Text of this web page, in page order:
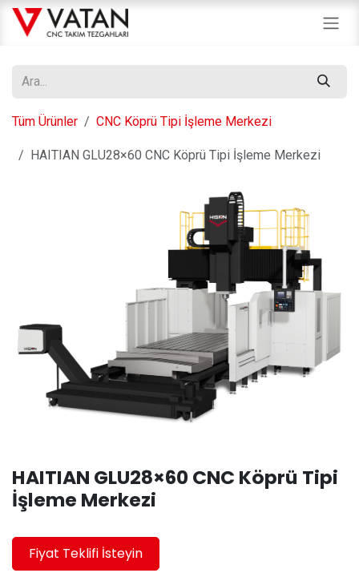
İçereği Atla
Tüm Ürünler CNC Köprü Tipi İşleme Merkezi
HAITIAN GLU28×60 CNC Köprü Tipi İşleme Merkezi
HAITIAN GLU28×60 CNC Köprü Tipi
İşleme Merkezi
Fiyat Teklifi İsteyin